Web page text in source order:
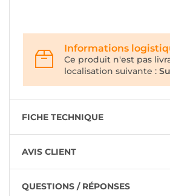
Informations
Ce produit n'est pas
localisation suivante :
FICHE TECHNIQUE
AVIS CLIENT
QUESTIONS / RÉPONSES